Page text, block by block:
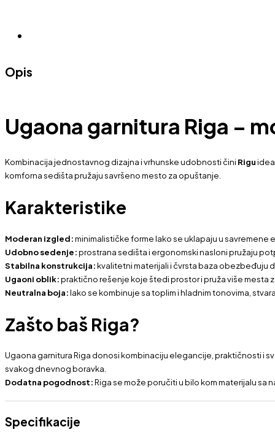
Opis
Ugaona garnitura Riga –
Kombinacija jednostavnog dizajna i vrhunske udobnosti činiRigu
komforna sedišta pružaju savršeno mesto za opuštanje.
Karakteristike
Moderan izgled:minimalističke forme lako se uklapaju u savremene
Udobno sedenje:prostrana sedišta i ergonomski nasloni pružaju
Stabilna konstrukcija:kvalitetni materijali i čvrsta baza obezbeđuju
Ugaoni oblik:praktično rešenje koje štedi prostor i pruža više mesta
Neutralna boja:lako se kombinuje sa toplim i hladnim tonovima,
Zašto baš Riga?
Ugaona garnitura Riga donosi kombinaciju elegancije, praktičnosti i
svakog dnevnog boravka.
Dodatna pogodnost:Riga se može poručiti u bilo kom materijalu
Specifikacije